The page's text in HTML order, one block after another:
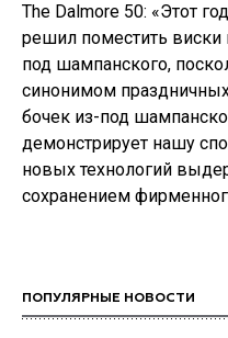
The Dalmore 50: «Этот
решил поместить виски
под шампанского,
синонимом
бочек из-под
демонстрирует нашу
новых технологий
сохранением
ПОПУЛЯРНЫЕ НОВОСТИ